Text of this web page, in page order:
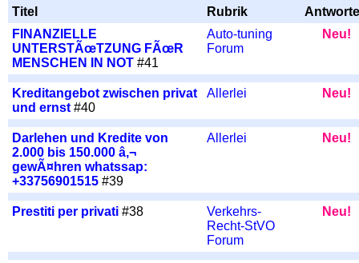
Titel Rubrik
FINANZIELLE
UNTERSTÃœTZUNG FÃœR
MENSCHEN IN NOT #41
Auto-tuning
Forum
Neu!
Kreditangebot zwischen privat
und ernst #40
Allerlei Neu!
Darlehen und Kredite von
2.000 bis 150.000 â‚¬
gewÃ¤hren whatssap:
+33756901515 #39
Allerlei Neu!
Prestiti per privati #38
Verkehrs-
Recht-StVO
Forum
Neu!